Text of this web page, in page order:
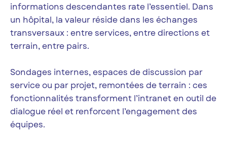
informations descendantes rate l’essentiel. Dans
un hôpital, la valeur réside dans les échanges
transversaux : entre services, entre directions et
terrain, entre pairs.
Sondages internes, espaces de discussion par
service ou par projet, remontées de terrain : ces
fonctionnalités transforment l’intranet en outil de
dialogue réel et renforcent l’engagement des
équipes.